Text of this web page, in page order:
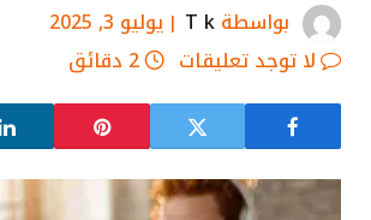
بواسطةT k
يوليو 3, 2025
لا توجد تعليقات
2 دقائق